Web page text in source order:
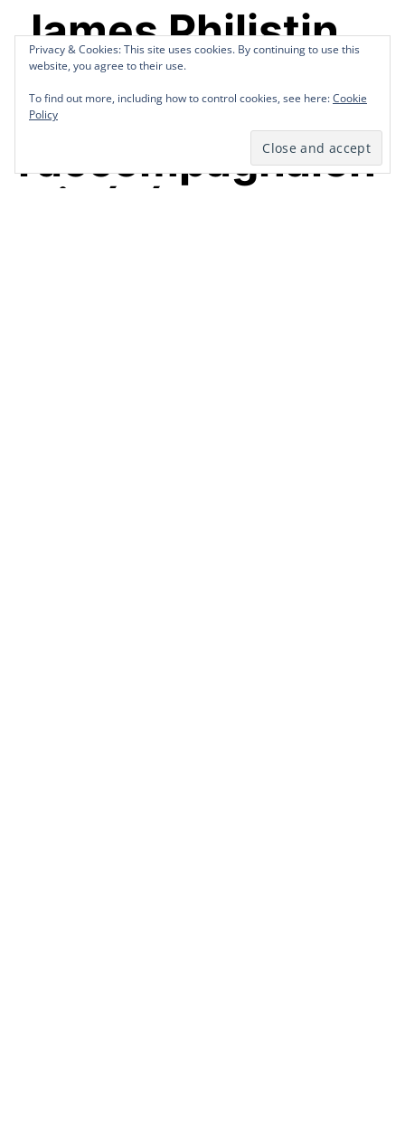
James Philistin
et les autres
personnes qui
l’accompagnaien
t libérés
Privacy & Cookies: This site uses cookies. By continuing to use this
website, you agree to their use.
To find out more, including how to control cookies, see here:Cookie
Policy
Privacy & Cookies: This site uses cookies. By continuing to use this
website, you agree to their use.
To find out more, including how to control cookies, see here:Cookie
Policy